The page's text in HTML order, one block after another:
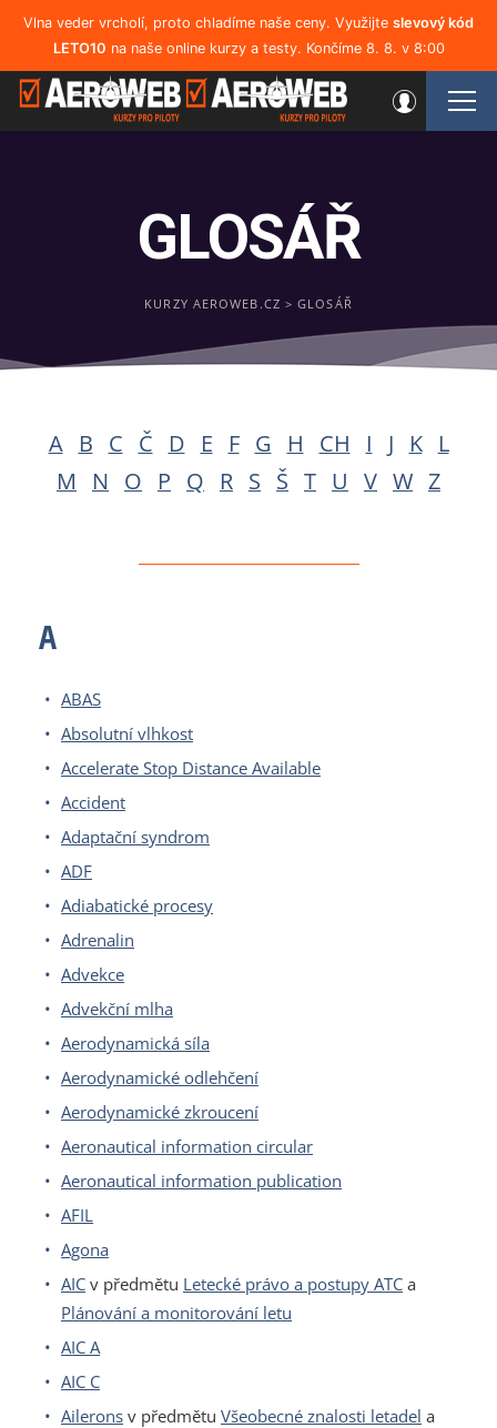
Vlna veder vrcholí, proto chladíme naše ceny. Využijte slevový kód
LETO10 na naše online kurzy a testy. Končíme 8. 8. v 8:00
GLOSÁŘ
KURZY AEROWEB.CZ >GLOSÁŘ
A B C Č D E F G H CH I J K
L
M
N O P Q R S Š T U V W Z
A
ABAS
Absolutní vlhkost
Accelerate Stop Distance Available
Accident
Adaptační syndrom
ADF
Adiabatické procesy
Adrenalin
Advekce
Advekční mlha
Aerodynamická síla
Aerodynamické odlehčení
Aerodynamické zkroucení
Aeronautical information circular
Aeronautical information publication
AFIL
Agona
AIC v předmětu Letecké právo a postupy ATC a
Plánování a monitorování letu
AIC A
AIC C
Ailerons v předmětu Všeobecné znalosti letadel a